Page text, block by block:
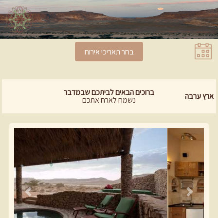
בחר תאריכי אירוח
ארץ ערבה ברוכים הבאים לביתכם שבמדבר
נשמח לארח אתכם
Previous Next